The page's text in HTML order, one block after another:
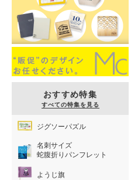
おすすめ特集
すべての特集を見る
ジグソーパズル
名刺サイズ
蛇腹折りパンフレット
ようじ旗